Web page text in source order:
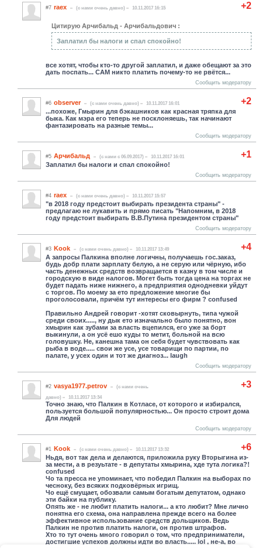
+2
#7 raex (c нами очень давно) 10.11.2017 16:15
Цитирую Арчибальд - Арчибальдович :
Заплатил бы налоги и спал спокойно!
все хотят, чтобы кто-то другой заплатил, и даже обещают за это
дать поспать... САМ никто платить почему-то не рвётся...
Сообщить модератору
+2
#6 observer (c нами очень давно) 10.11.2017 16:01
...похоже, Гмырин для бэкашников как красная тряпка для
быка. Как мэра его теперь не посклоняешь, так начинают
фантазировать на разные темы...
Сообщить модератору
+1
#5 Арчибальд (c нами с 06.09.2017) 10.11.2017 16:01
Заплатил бы налоги и спал спокойно!
Сообщить модератору
#4 raex (c нами очень давно) 10.11.2017 15:57
"в 2018 году предстоит выбирать президента страны" -
предлагаю не лукавить и прямо писать "Напомним, в 2018
году предстоит выбирать В.В.Путина президентом страны"
Сообщить модератору
+4
#3 Kook (c нами очень давно) 10.11.2017 13:49
А запросы Палкина вполне логичны, получаешь гос.заказ,
будь добр плати зарплату белую, а не серую или чёрную, ибо
часть денежных средств возвращается в казну в том числе и
городскую в виде налогов. Могет быть тогда цена на торгах не
будет падать ниже нижнего, а предприятия однодневки уйдут
с торгов. По моему за ето предложение многие бы
проголосовали, причём тут интересы его фирм ? confused
Правильно Андрей говорит -хотят сковырнуть, типа чужой
среди своих....., ну дык ето изначально было понятно, вон
хмырин как зубами за власть вцепился, его уже за борт
выкинули, а он усё ешо куды то метит, больной на всю
головушку. Не, канешна тама он себя будет чувствовать как
рыба в воде..... свои же усе, усе товарищи по партии, по
палате, у усех один и тот же диагноз... laugh
Сообщить модератору
+3
#2 vasya1977.petrov
(c нами очень
давно)
10.11.2017 13:34
Точно знаю, что Палкин в Котласе, от которого и избирался,
пользуется большой популярностью... Он просто строит дома
Для людей
Сообщить модератору
+6
#1 Kook (c нами очень давно) 10.11.2017 13:32
Ньдя, вот так дела и делаются, приложила руку Вторыгина из-
за мести, а в резуьтате - в депутаты хмырина, хде тута логика?!
confused
Чо та пресса не упоминает, что победил Палкин на выборах по
чесноку, без всяких подковёрных игрищ.
Чо ещё смущает, обозвали самым богатым депутатом, однако
эти байки на публику.
Опять же - не любит платить налоги... а кто любит? Мне лично
понятна его схема, она направлена прежде всего на более
эффективное использование средств дольщиков. Ведь
Палкин не против платить налоги, он против штрафов.
Хто то тут очень много говорил о том, что предприниматели,
достигшие успехов должны идти во власть..... lol , не-а, во